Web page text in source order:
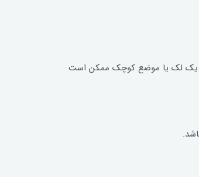
۵ میلی‌لیتر معمولاً برای یک دوره آزمایشی ۱۰ تا ۱۴ روزه کافی است. گاهی یک لک یا موضع کوچک ممکن است